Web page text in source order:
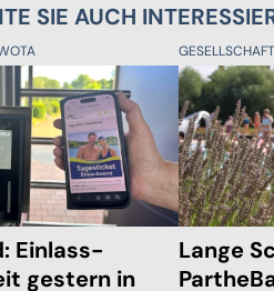
SIE AUCH
Einlass-
gestern in
GESELLSCHAFT
Lange